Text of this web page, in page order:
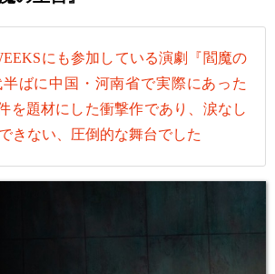
にも参加している演劇『閻魔の
ばに中国・河南省で実際にあった
を題材にした衝撃作であり、涙なし
きない、圧倒的な舞台でした